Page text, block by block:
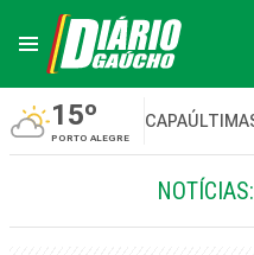
15º
PORTO ALEGRE
CAPA
NOTÍCIAS: